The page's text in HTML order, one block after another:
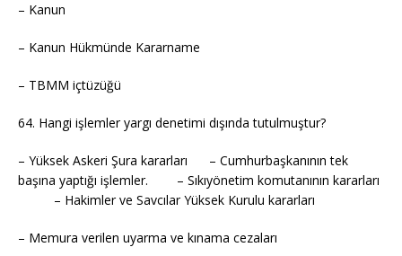
– Kanun
– Kanun Hükmünde Kararname
– TBMM içtüzüğü
64. Hangi işlemler yargı denetimi dışında tutulmuştur?
– Yüksek Askeri Şura kararları – Cumhurbaşkanının tek
başına yaptığı işlemler. – Sıkıyönetim komutanının kararları
– Hakimler ve Savcılar Yüksek Kurulu kararları
– Memura verilen uyarma ve kınama cezaları